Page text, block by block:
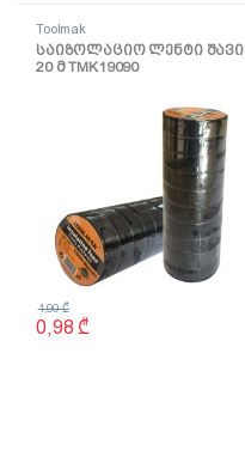
Toolmak
საიზოლაციო ლენტი შავი
20 მ TMK19090
0,98 ₾
1,90₾